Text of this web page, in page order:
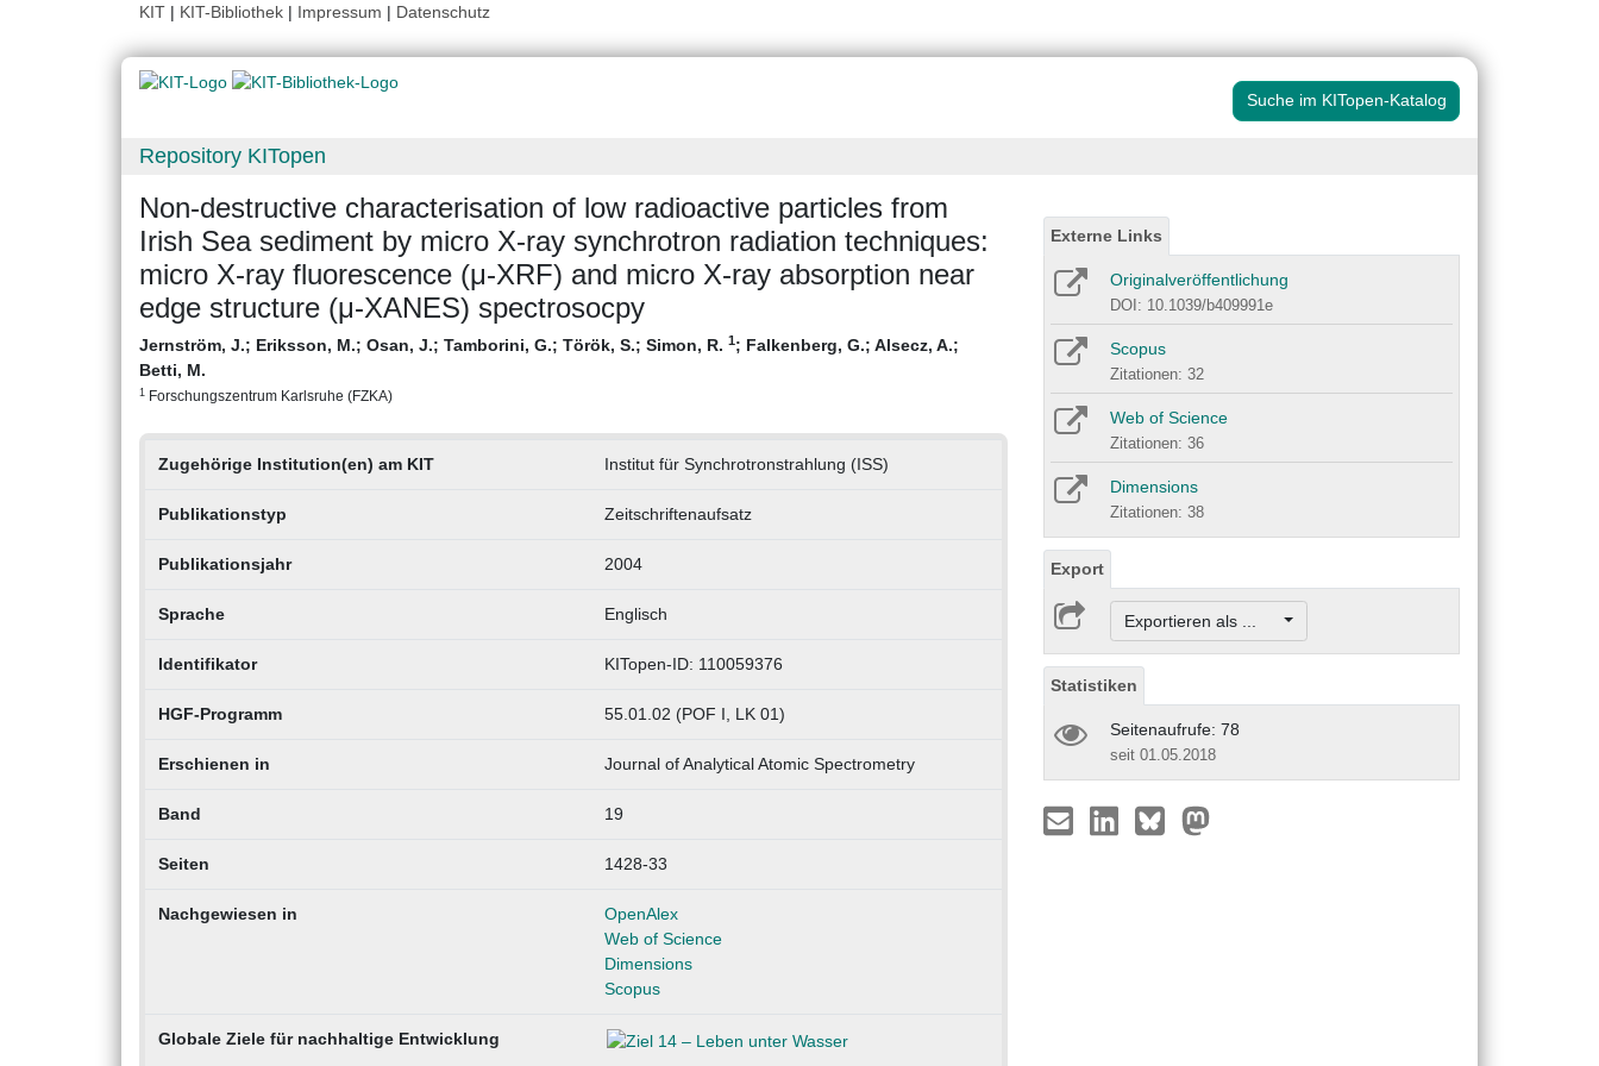
KIT | KIT-Bibliothek | Impressum | Datenschutz
Suche im KITopen-Katalog
Repository KITopen
Non-destructive characterisation of low radioactive particles from
Irish Sea sediment by micro X-ray synchrotron radiation techniques:
micro X-ray fluorescence (μ-XRF) and micro X-ray absorption near
edge structure (μ-XANES) spectrosocpy
Jernström, J.; Eriksson, M.; Osan, J.; Tamborini, G.; Török, S.; Simon, R. 1; Falkenberg, G.; Alsecz, A.;
Betti, M.
1 Forschungszentrum Karlsruhe (FZKA)
Zugehörige Institution(en) am KIT Institut für Synchrotronstrahlung (ISS)
Publikationstyp Zeitschriftenaufsatz
Publikationsjahr 2004
Sprache Englisch
Identifikator KITopen-ID: 110059376
HGF-Programm 55.01.02 (POF I, LK 01)
Erschienen in Journal of Analytical Atomic Spectrometry
Band 19
Seiten 1428-33
Nachgewiesen in
OpenAlex
Web of Science
Dimensions
Scopus
Globale Ziele für nachhaltige Entwicklung
Externe Links
Originalveröffentlichung
DOI: 10.1039/b409991e
Scopus
Zitationen: 32
Web of Science
Zitationen: 36
Dimensions
Zitationen: 38
Export
Exportieren als ...
Statistiken
Seitenaufrufe: 78
seit 01.05.2018